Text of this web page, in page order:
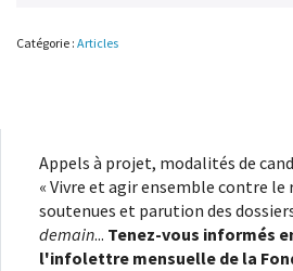
Catégorie : Articles
Appels à projet, modalités de
« Vivre et agir ensemble contre le
soutenues et parution des
demain... Tenez-vous informés
l'infolettre mensuelle de la